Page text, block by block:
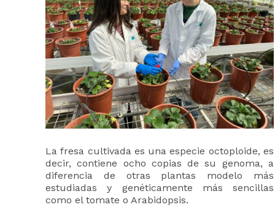
La fresa cultivada es una especie octoploide, es
decir, contiene ocho copias de su genoma, a
diferencia de otras plantas modelo más
estudiadas y genéticamente más sencillas
como el tomate o Arabidopsis.